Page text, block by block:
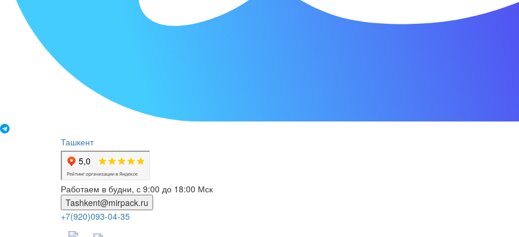
Ташкент
Работаем в будни, с 9:00 до 18:00 Мск
Tashkent@mirpack.ru
+7(920)093-04-35